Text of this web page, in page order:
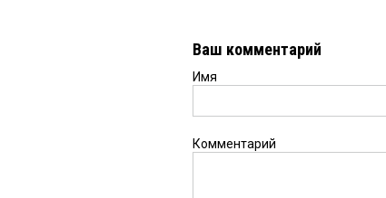
Ваш комментарий
Имя
Комментарий